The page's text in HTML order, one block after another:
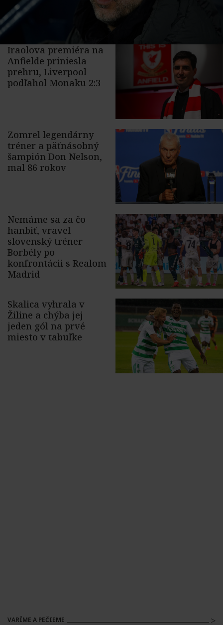
VARÍME A PEČIEME